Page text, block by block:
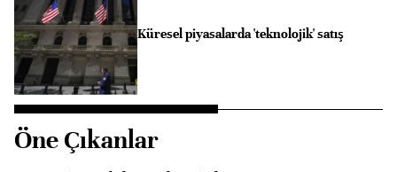
Küresel piyasalarda 'teknolojik' satış
Öne Çıkanlar